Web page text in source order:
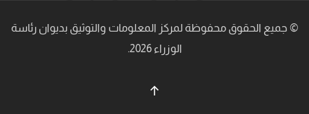
© جميع الحقوق محفوظة لمركز المعلومات والتوثيق بديوان رئاسة
الوزراء 2026.